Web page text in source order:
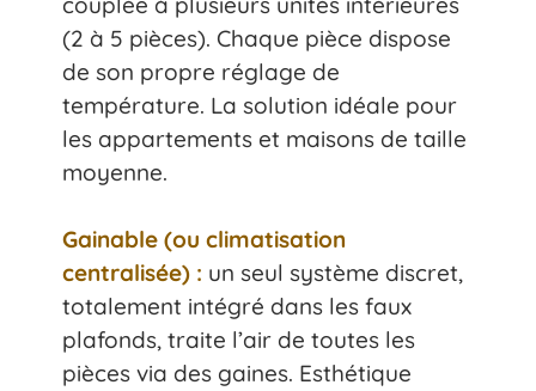
(2 à 5 pièces). Chaque pièce dispose
de son propre réglage de
température. La solution idéale pour
les appartements et maisons de taille
moyenne.
Gainable (ou climatisation
centralisée) : un seul système discret,
totalement intégré dans les faux
plafonds, traite l’air de toutes les
pièces via des gaines. Esthétique